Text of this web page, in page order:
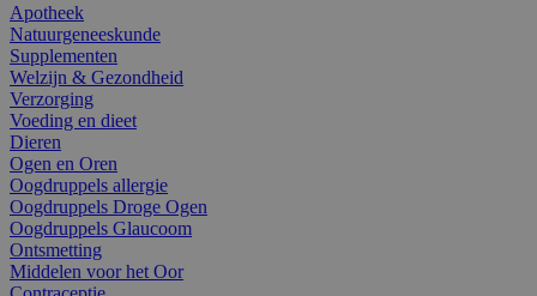
Apotheek
Natuurgeneeskunde
Supplementen
Welzijn & Gezondheid
Verzorging
Voeding en dieet
Dieren
Ogen en Oren
Oogdruppels allergie
Oogdruppels Droge Ogen
Oogdruppels Glaucoom
Ontsmetting
Middelen voor het Oor